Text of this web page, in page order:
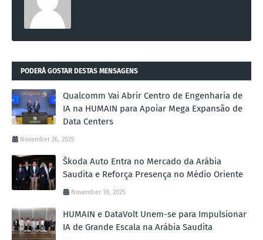
PODERÁ GOSTAR DESTAS MENSAGENS
Qualcomm Vai Abrir Centro de Engenharia de
IA na HUMAIN para Apoiar Mega Expansão de
Data Centers
November 26, 2025
Škoda Auto Entra no Mercado da Arábia
Saudita e Reforça Presença no Médio Oriente
November 18, 2025
HUMAIN e DataVolt Unem-se para Impulsionar
IA de Grande Escala na Arábia Saudita